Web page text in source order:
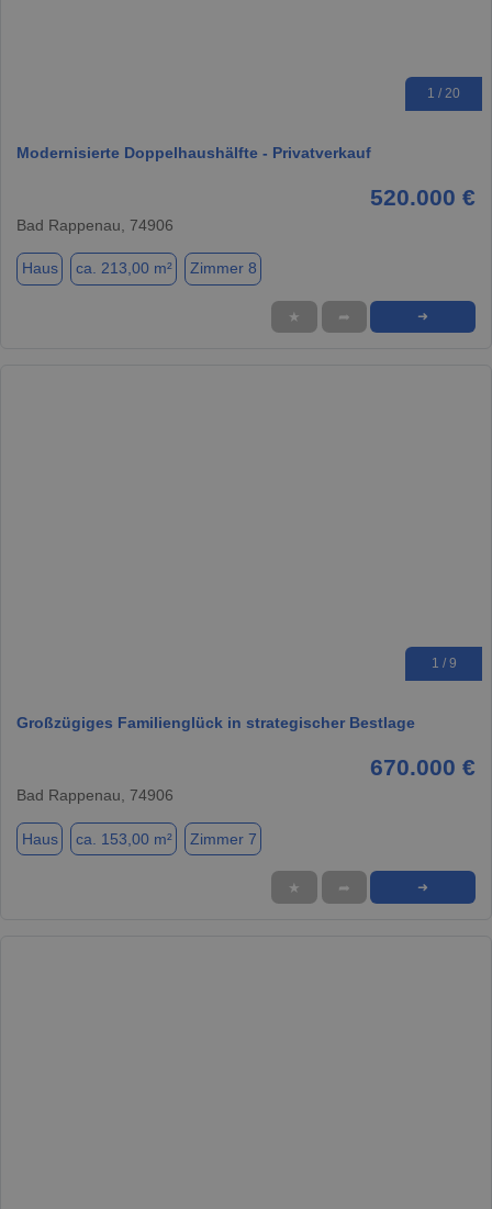
1 / 20
Modernisierte Doppelhaushälfte - Privatverkauf
520.000 €
Bad Rappenau, 74906
Haus ca. 213,00 m² Zimmer 8
★ ➦ ➜
1 / 9
Großzügiges Familienglück in strategischer Bestlage
670.000 €
Bad Rappenau, 74906
Haus ca. 153,00 m² Zimmer 7
★ ➦ ➜